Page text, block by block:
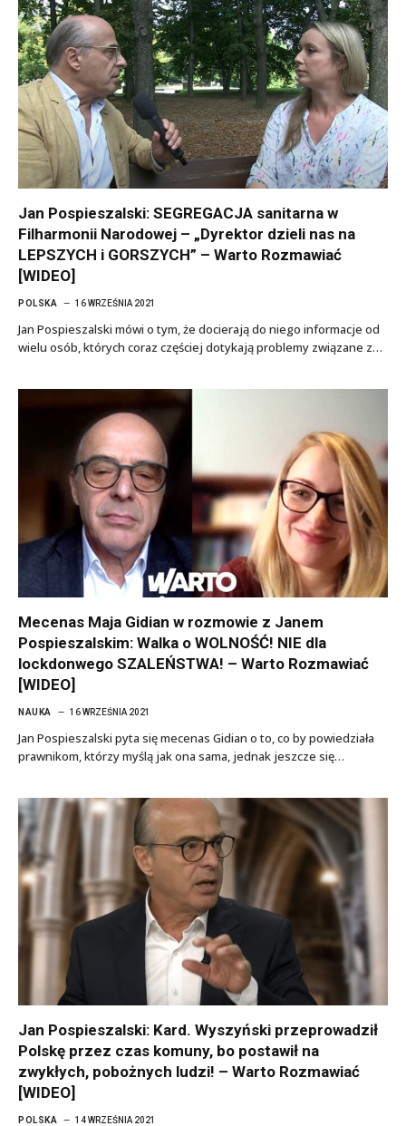
Jan Pospieszalski: SEGREGACJA sanitarna w
Filharmonii Narodowej – „Dyrektor dzieli nas na
LEPSZYCH i GORSZYCH” – Warto Rozmawiać
[WIDEO]
POLSKA 16 WRZEŚNIA 2021
Jan Pospieszalski mówi o tym, że docierają do niego informacje od
wielu osób, których coraz częściej dotykają problemy związane z…
Mecenas Maja Gidian w rozmowie z Janem
Pospieszalskim: Walka o WOLNOŚĆ! NIE dla
lockdonwego SZALEŃSTWA! – Warto Rozmawiać
[WIDEO]
NAUKA 16 WRZEŚNIA 2021
Jan Pospieszalski pyta się mecenas Gidian o to, co by powiedziała
prawnikom, którzy myślą jak ona sama, jednak jeszcze się…
Jan Pospieszalski: Kard. Wyszyński przeprowadził
Polskę przez czas komuny, bo postawił na
zwykłych, pobożnych ludzi! – Warto Rozmawiać
[WIDEO]
POLSKA 14 WRZEŚNIA 2021